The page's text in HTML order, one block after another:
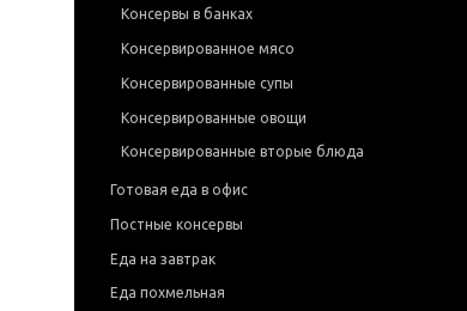
Консервы в банках
Консервированное мясо
Консервированные супы
Консервированные овощи
Консервированные вторые блюда
Готовая еда в офис
Постные консервы
Еда на завтрак
Еда похмельная